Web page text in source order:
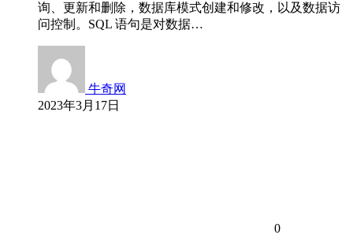
询、更新和删除，数据库模式创建和修改，以及数据访
问控制。SQL 语句是对数据…
牛奇网
2023年3月17日
0